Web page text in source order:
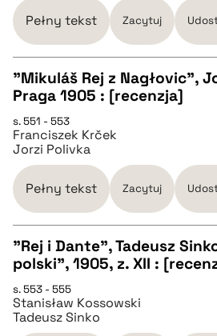
BIBTEX
Pełny tekst Zacytuj
CZYSTY TEKST
pobierz cytat
pobierz cytat
"Mikuláš Rej z Nagłovic",
Praga 1905 : [recenzja]
s. 551 - 553
Franciszek Krček
Jorzi Polivka
Pełny tekst Zacytuj
pobierz cytat
"Rej i Dante", Tadeusz
polski", 1905, z. XII :
s. 553 - 555
Stanisław Kossowski
Tadeusz Sinko